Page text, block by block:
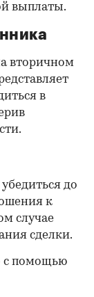
выплаты.
вторичном
в
до
к
случае
сделки.
с помощью